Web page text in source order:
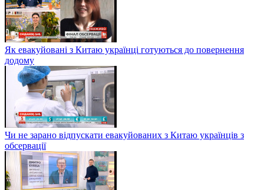
Як евакуйовані з Китаю українці готуються до повернення
додому
Чи не зарано відпускати евакуйованих з Китаю українців з
обсервації